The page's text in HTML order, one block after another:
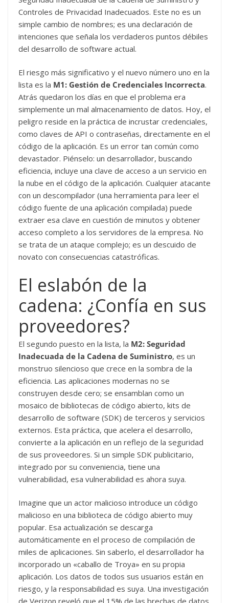
Controles de Privacidad Inadecuados. Este no es un
simple cambio de nombres; es una declaración de
intenciones que señala los verdaderos puntos débiles
del desarrollo de software actual.
El riesgo más significativo y el nuevo número uno en la
lista es la M1: Gestión de Credenciales Incorrecta.
Atrás quedaron los días en que el problema era
simplemente un mal almacenamiento de datos. Hoy, el
peligro reside en la práctica de incrustar credenciales,
como claves de API o contraseñas, directamente en el
código de la aplicación. Es un error tan común como
devastador. Piénselo: un desarrollador, buscando
eficiencia, incluye una clave de acceso a un servicio en
la nube en el código de la aplicación. Cualquier atacante
con un descompilador (una herramienta para leer el
código fuente de una aplicación compilada) puede
extraer esa clave en cuestión de minutos y obtener
acceso completo a los servidores de la empresa. No
se trata de un ataque complejo; es un descuido de
novato con consecuencias catastróficas.
El eslabón de la
cadena: ¿Confía en sus
proveedores?
El segundo puesto en la lista, la M2: Seguridad
Inadecuada de la Cadena de Suministro, es un
monstruo silencioso que crece en la sombra de la
eficiencia. Las aplicaciones modernas no se
construyen desde cero; se ensamblan como un
mosaico de bibliotecas de código abierto, kits de
desarrollo de software (SDK) de terceros y servicios
externos. Esta práctica, que acelera el desarrollo,
convierte a la aplicación en un reflejo de la seguridad
de sus proveedores. Si un simple SDK publicitario,
integrado por su conveniencia, tiene una
vulnerabilidad, esa vulnerabilidad es ahora suya.
Imagine que un actor malicioso introduce un código
malicioso en una biblioteca de código abierto muy
popular. Esa actualización se descarga
automáticamente en el proceso de compilación de
miles de aplicaciones. Sin saberlo, el desarrollador ha
incorporado un «caballo de Troya» en su propia
aplicación. Los datos de todos sus usuarios están en
riesgo, y la responsabilidad es suya. Una investigación
de Verizon reveló que el 15% de las brechas de datos